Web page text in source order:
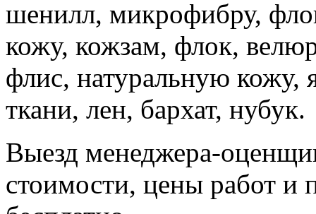
шенилл, микрофибру,
кожу, кожзам, флок,
флис, натуральную кожу,
ткани, лен, бархат, нубук.
Выезд менеджера-
стоимости, цены работ и